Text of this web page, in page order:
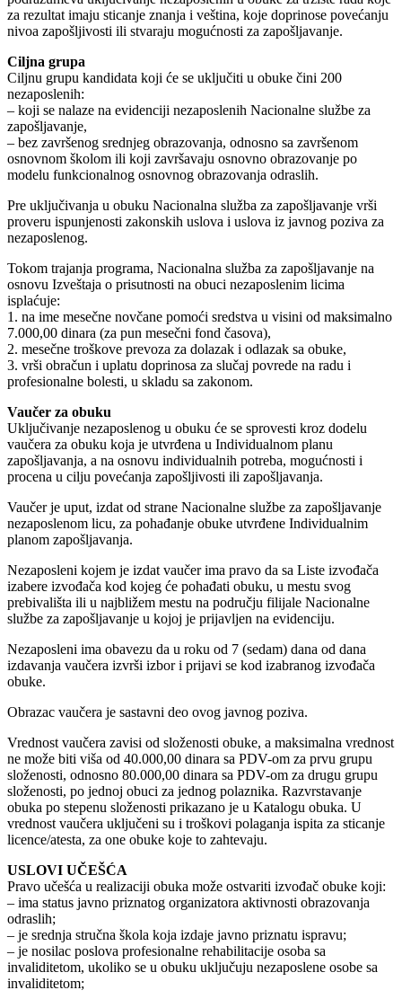
za rezultat imaju sticanje znanja i veština, koje doprinose povećanju
nivoa zapošljivosti ili stvaraju mogućnosti za zapošljavanje.
Ciljna grupa
Ciljnu grupu kandidata koji će se uključiti u obuke čini 200
nezaposlenih:
– koji se nalaze na evidenciji nezaposlenih Nacionalne službe za
zapošljavanje,
– bez završenog srednjeg obrazovanja, odnosno sa završenom
osnovnom školom ili koji završavaju osnovno obrazovanje po
modelu funkcionalnog osnovnog obrazovanja odraslih.
Pre uključivanja u obuku Nacionalna služba za zapošljavanje vrši
proveru ispunjenosti zakonskih uslova i uslova iz javnog poziva za
nezaposlenog.
Tokom trajanja programa, Nacionalna služba za zapošljavanje na
osnovu Izveštaja o prisutnosti na obuci nezaposlenim licima
isplaćuje:
1. na ime mesečne novčane pomoći sredstva u visini od maksimalno
7.000,00 dinara (za pun mesečni fond časova),
2. mesečne troškove prevoza za dolazak i odlazak sa obuke,
3. vrši obračun i uplatu doprinosa za slučaj povrede na radu i
profesionalne bolesti, u skladu sa zakonom.
Vaučer za obuku
Uključivanje nezaposlenog u obuku će se sprovesti kroz dodelu
vaučera za obuku koja je utvrđena u Individualnom planu
zapošljavanja, a na osnovu individualnih potreba, mogućnosti i
procena u cilju povećanja zapošljivosti ili zapošljavanja.
Vaučer je uput, izdat od strane Nacionalne službe za zapošljavanje
nezaposlenom licu, za pohađanje obuke utvrđene Individualnim
planom zapošljavanja.
Nezaposleni kojem je izdat vaučer ima pravo da sa Liste izvođača
izabere izvođača kod kojeg će pohađati obuku, u mestu svog
prebivališta ili u najbližem mestu na području filijale Nacionalne
službe za zapošljavanje u kojoj je prijavljen na evidenciju.
Nezaposleni ima obavezu da u roku od 7 (sedam) dana od dana
izdavanja vaučera izvrši izbor i prijavi se kod izabranog izvođača
obuke.
Obrazac vaučera je sastavni deo ovog javnog poziva.
Vrednost vaučera zavisi od složenosti obuke, a maksimalna vrednost
ne može biti viša od 40.000,00 dinara sa PDV-om za prvu grupu
složenosti, odnosno 80.000,00 dinara sa PDV-om za drugu grupu
složenosti, po jednoj obuci za jednog polaznika. Razvrstavanje
obuka po stepenu složenosti prikazano je u Katalogu obuka. U
vrednost vaučera uključeni su i troškovi polaganja ispita za sticanje
licence/atesta, za one obuke koje to zahtevaju.
USLOVI UČEŠĆA
Pravo učešća u realizaciji obuka može ostvariti izvođač obuke koji:
– ima status javno priznatog organizatora aktivnosti obrazovanja
odraslih;
– je srednja stručna škola koja izdaje javno priznatu ispravu;
– je nosilac poslova profesionalne rehabilitacije osoba sa
invaliditetom, ukoliko se u obuku uključuju nezaposlene osobe sa
invaliditetom;